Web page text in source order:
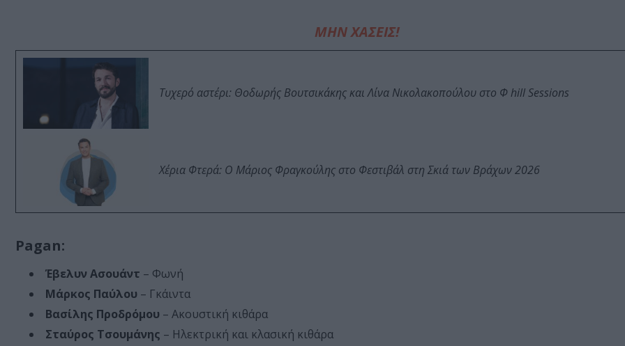
ΜΗΝ ΧΑΣΕΙΣ!
Τυχερό αστέρι: Θοδωρής Βουτσικάκης και Λίνα Νικολακοπούλου στο Φ hill Sessions
Χέρια Φτερά: Ο Μάριος Φραγκούλης στο Φεστιβάλ στη Σκιά των Βράχων 2026
Pagan:
Έβελυν Ασουάντ – Φωνή
Μάρκος Παύλου – Γκάιντα
Βασίλης Προδρόμου – Ακουστική κιθάρα
Σταύρος Τσουμάνης – Ηλεκτρική και κλασική κιθάρα